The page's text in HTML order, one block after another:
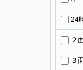
24
２
３